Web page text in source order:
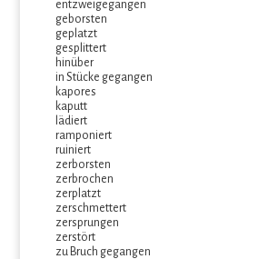
entzweigegangen
geborsten
geplatzt
gesplittert
hinüber
in Stücke gegangen
kapores
kaputt
lädiert
ramponiert
ruiniert
zerborsten
zerbrochen
zerplatzt
zerschmettert
zersprungen
zerstört
zu Bruch gegangen